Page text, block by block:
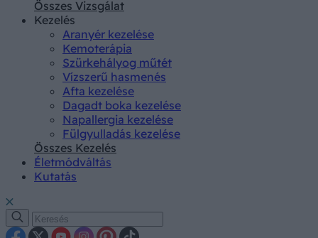
Összes Vizsgálat
Kezelés
Aranyér kezelése
Kemoterápia
Szürkehályog műtét
Vízszerű hasmenés
Afta kezelése
Dagadt boka kezelése
Napallergia kezelése
Fülgyulladás kezelése
Összes Kezelés
Életmódváltás
Kutatás